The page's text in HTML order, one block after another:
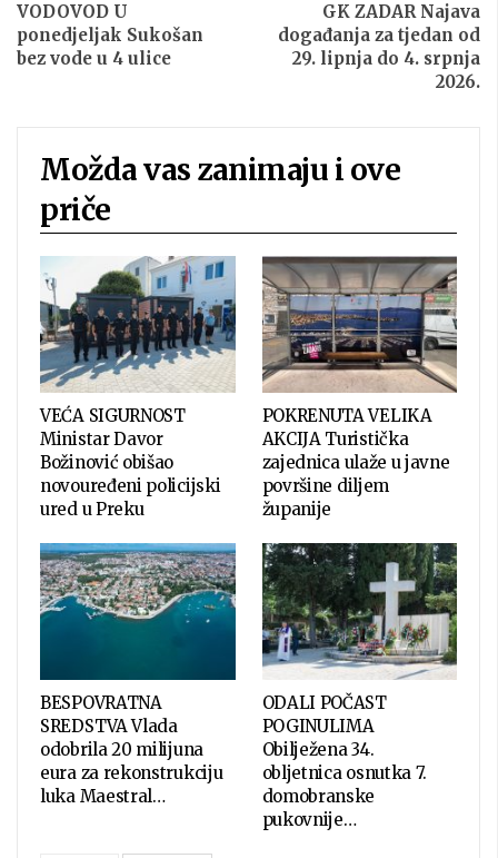
VODOVOD U
ponedjeljak Sukošan
bez vode u 4 ulice
GK ZADAR Najava
događanja za tjedan od
29. lipnja do 4. srpnja
2026.
Možda vas zanimaju i ove
priče
VEĆA SIGURNOST
Ministar Davor
Božinović obišao
novouređeni policijski
ured u Preku
POKRENUTA VELIKA
AKCIJA Turistička
zajednica ulaže u javne
površine diljem
županije
BESPOVRATNA
SREDSTVA Vlada
odobrila 20 milijuna
eura za rekonstrukciju
luka Maestral…
ODALI POČAST
POGINULIMA
Obilježena 34.
obljetnica osnutka 7.
domobranske
pukovnije…